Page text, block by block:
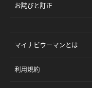
お詫びと訂正
マイナビウーマンとは
利用規約